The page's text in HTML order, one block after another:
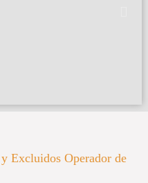
Excluidos Operador de